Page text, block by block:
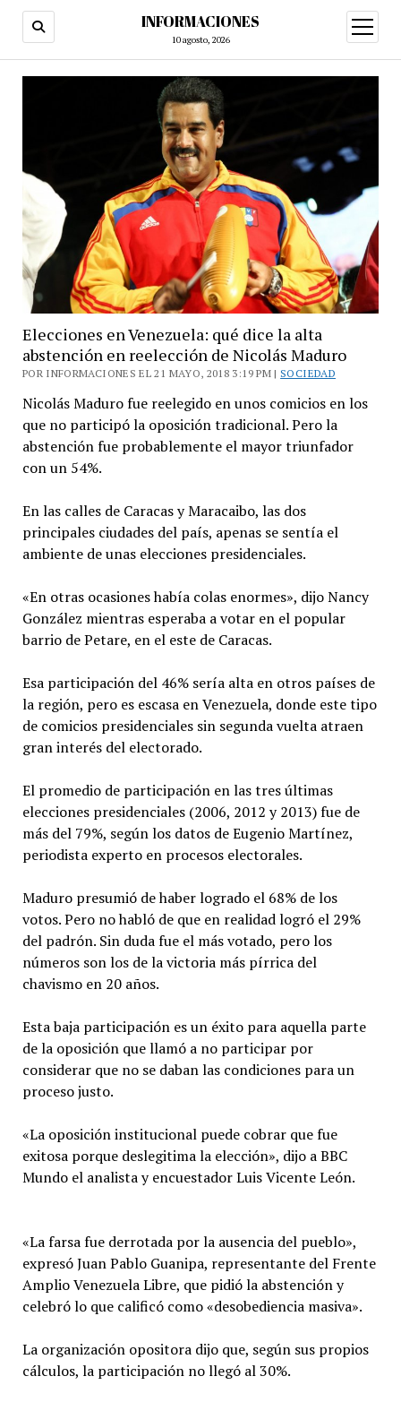
INFORMACIONES
10 agosto, 2026
abrir
menú
Elecciones en Venezuela: qué dice la alta
abstención en reelección de Nicolás Maduro
POR INFORMACIONES EL 21 MAYO, 2018 3:19 PM | SOCIEDAD
Nicolás Maduro fue reelegido en unos comicios en los
que no participó la oposición tradicional. Pero la
abstención fue probablemente el mayor triunfador
con un 54%.
En las calles de Caracas y Maracaibo, las dos
principales ciudades del país, apenas se sentía el
ambiente de unas elecciones presidenciales.
«En otras ocasiones había colas enormes», dijo Nancy
González mientras esperaba a votar en el popular
barrio de Petare, en el este de Caracas.
Esa participación del 46% sería alta en otros países de
la región, pero es escasa en Venezuela, donde este tipo
de comicios presidenciales sin segunda vuelta atraen
gran interés del electorado.
El promedio de participación en las tres últimas
elecciones presidenciales (2006, 2012 y 2013) fue de
más del 79%, según los datos de Eugenio Martínez,
periodista experto en procesos electorales.
Maduro presumió de haber logrado el 68% de los
votos. Pero no habló de que en realidad logró el 29%
del padrón. Sin duda fue el más votado, pero los
números son los de la victoria más pírrica del
chavismo en 20 años.
Esta baja participación es un éxito para aquella parte
de la oposición que llamó a no participar por
considerar que no se daban las condiciones para un
proceso justo.
«La oposición institucional puede cobrar que fue
exitosa porque deslegitima la elección», dijo a BBC
Mundo el analista y encuestador Luis Vicente León.
«La farsa fue derrotada por la ausencia del pueblo»,
expresó Juan Pablo Guanipa, representante del Frente
Amplio Venezuela Libre, que pidió la abstención y
celebró lo que calificó como «desobediencia masiva».
La organización opositora dijo que, según sus propios
cálculos, la participación no llegó al 30%.